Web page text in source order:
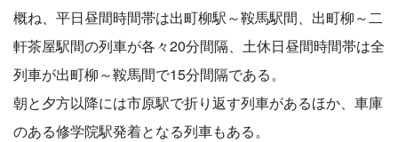
概ね、平日昼間時間帯は出町柳駅～鞍馬駅間、出町柳～二
軒茶屋駅間の列車が各々20分間隔、土休日昼間時間帯は全
列車が出町柳～鞍馬間で15分間隔である。
朝と夕方以降には市原駅で折り返す列車があるほか、車庫
のある修学院駅発着となる列車もある。